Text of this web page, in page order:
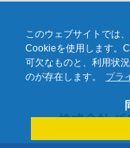
このウェブサイトでは
Cookieを使用します。
可欠なものと、利用状
のが存在します。
プラ